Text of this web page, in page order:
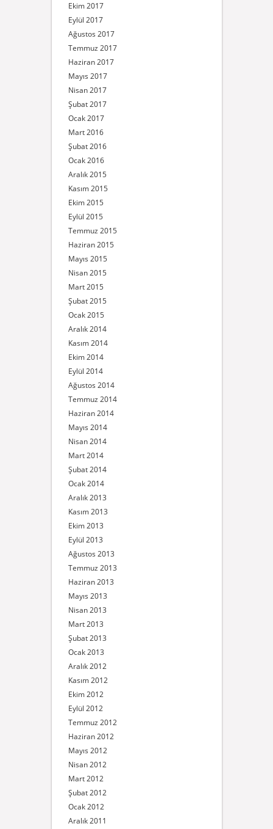
Ekim 2017
Eylül 2017
Ağustos 2017
Temmuz 2017
Haziran 2017
Mayıs 2017
Nisan 2017
Şubat 2017
Ocak 2017
Mart 2016
Şubat 2016
Ocak 2016
Aralık 2015
Kasım 2015
Ekim 2015
Eylül 2015
Temmuz 2015
Haziran 2015
Mayıs 2015
Nisan 2015
Mart 2015
Şubat 2015
Ocak 2015
Aralık 2014
Kasım 2014
Ekim 2014
Eylül 2014
Ağustos 2014
Temmuz 2014
Haziran 2014
Mayıs 2014
Nisan 2014
Mart 2014
Şubat 2014
Ocak 2014
Aralık 2013
Kasım 2013
Ekim 2013
Eylül 2013
Ağustos 2013
Temmuz 2013
Haziran 2013
Mayıs 2013
Nisan 2013
Mart 2013
Şubat 2013
Ocak 2013
Aralık 2012
Kasım 2012
Ekim 2012
Eylül 2012
Temmuz 2012
Haziran 2012
Mayıs 2012
Nisan 2012
Mart 2012
Şubat 2012
Ocak 2012
Aralık 2011